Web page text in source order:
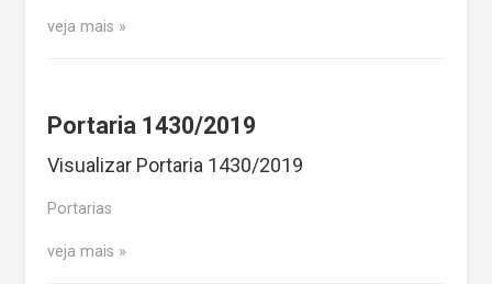
veja mais
Portaria 1430/2019
Visualizar Portaria 1430/2019
Portarias
veja mais